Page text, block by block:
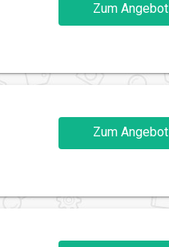
Zum Angebot
Zum Angebot